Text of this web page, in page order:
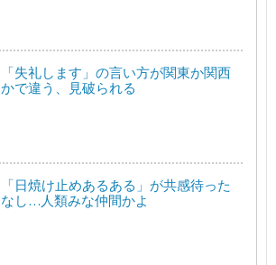
「失礼します」の言い方が関東か関西
かで違う、見破られる
「日焼け止めあるある」が共感待った
なし…人類みな仲間かよ